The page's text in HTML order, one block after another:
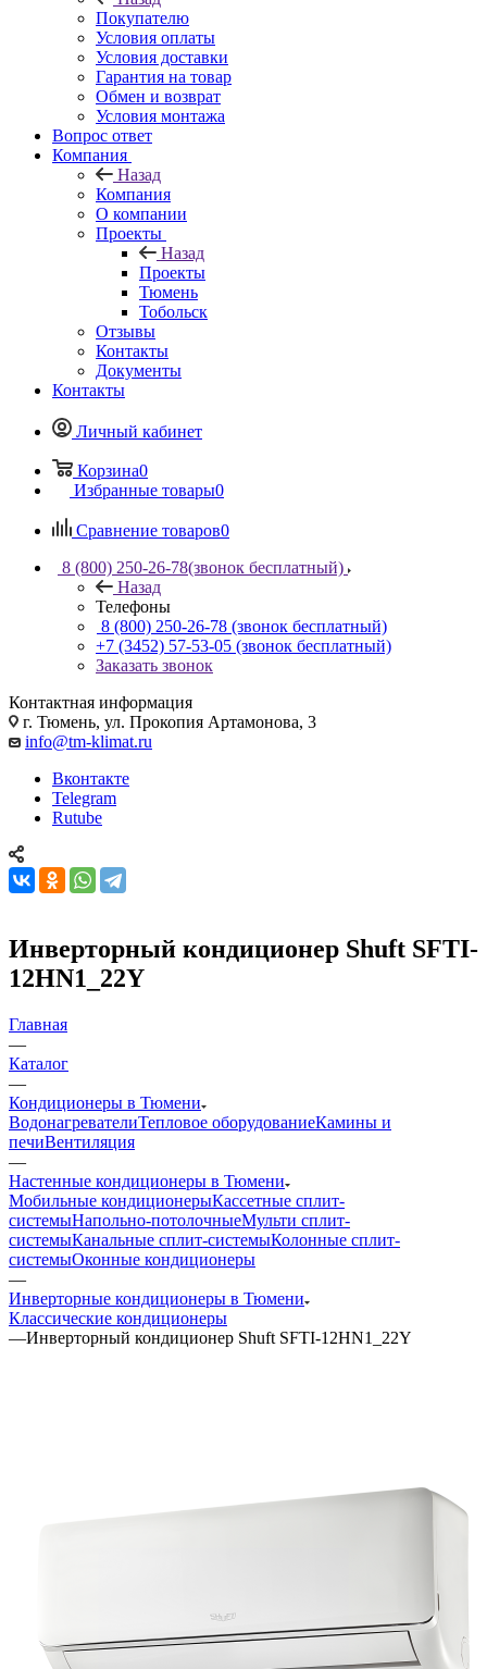
Покупателю
Условия оплаты
Условия доставки
Гарантия на товар
Обмен и возврат
Условия монтажа
Вопрос ответ
Компания
Назад
Компания
О компании
Проекты
Назад
Проекты
Тюмень
Тобольск
Отзывы
Контакты
Документы
Контакты
Личный кабинет
Корзина0
Избранные товары0
Сравнение товаров0
8 (800) 250-26-78(звонок бесплатный)
Назад
Телефоны
8 (800) 250-26-78 (звонок бесплатный)
+7 (3452) 57-53-05 (звонок бесплатный)
Заказать звонок
Контактная информация
г. Тюмень, ул. Прокопия Артамонова, 3
info@tm-klimat.ru
Вконтакте
Telegram
Rutube
Инверторный кондиционер Shuft SFTI-
12HN1_22Y
Главная
—
Каталог
—
Кондиционеры в Тюмени
ВодонагревателиТепловое оборудованиеКамины и
печиВентиляция
—
Настенные кондиционеры в Тюмени
Мобильные кондиционерыКассетные сплит-
системыНапольно-потолочныеМульти сплит-
системыКанальные сплит-системыКолонные сплит-
системыОконные кондиционеры
—
Инверторные кондиционеры в Тюмени
Классические кондиционеры
—Инверторный кондиционер Shuft SFTI-12HN1_22Y